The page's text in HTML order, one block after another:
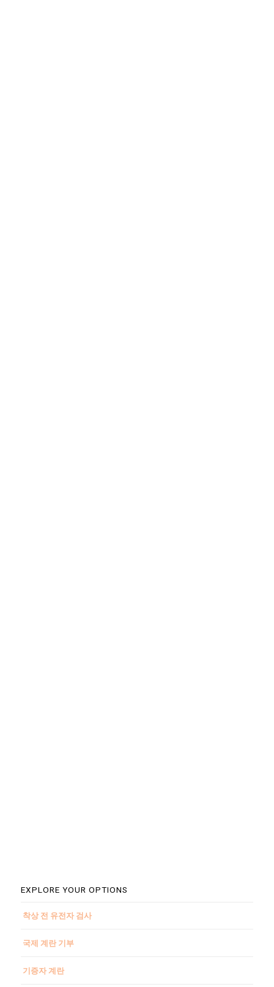
EXPLORE YOUR OPTIONS
착상 전 유전자 검사
국제 계란 기부
기증자 계란